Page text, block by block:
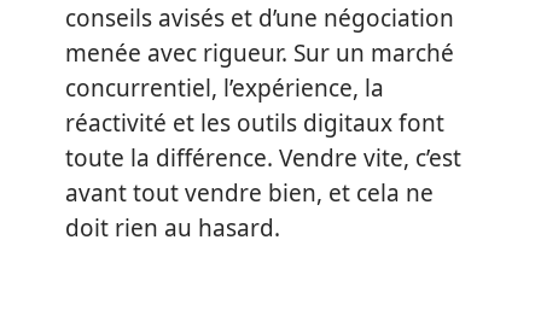
conseils avisés et d’une négociation
menée avec rigueur. Sur un marché
concurrentiel, l’expérience, la
réactivité et les outils digitaux font
toute la différence. Vendre vite, c’est
avant tout vendre bien, et cela ne
doit rien au hasard.